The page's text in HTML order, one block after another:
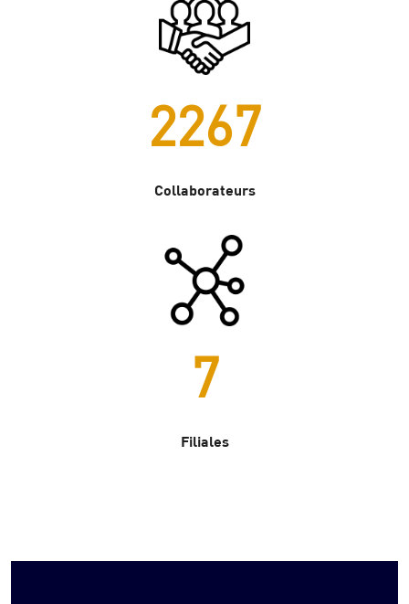
2882
Collaborateurs
8
Filiales